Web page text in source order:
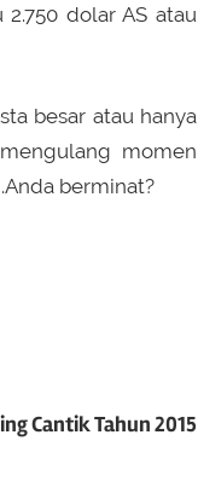
dolar AS atau
besar atau hanya
momen
berminat?
Cantik Tahun 2015